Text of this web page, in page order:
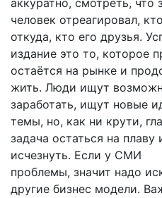
аккуратно, смотреть, что
человек отреагировал,
откуда, кто его друзья.
издание это то, которое
остаётся на рынке и
жить. Люди ищут
заработать, ищут новые
темы, но, как ни крути,
задача остаться на плаву
исчезнуть. Если у СМИ
проблемы, значит надо
другие бизнес модели.